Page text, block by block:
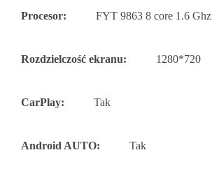
Procesor: FYT 9863 8 core 1.6 Ghz
Rozdzielczość ekranu: 1280*720
CarPlay: Tak
Android AUTO: Tak